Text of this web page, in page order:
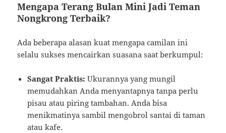
Mengapa Terang Bulan Mini Jadi Teman
Nongkrong Terbaik?
Ada beberapa alasan kuat mengapa camilan ini
selalu sukses mencairkan suasana saat berkumpul:
Sangat Praktis: Ukurannya yang mungil
memudahkan Anda menyantapnya tanpa perlu
pisau atau piring tambahan. Anda bisa
menikmatinya sambil mengobrol santai di taman
atau kafe.